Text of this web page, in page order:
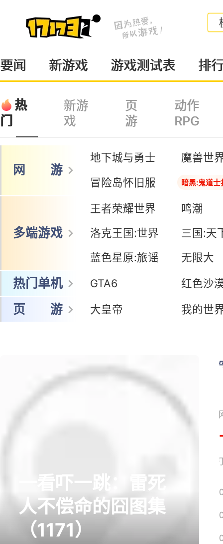
要闻 新游戏 游戏测试表 排
热
门
新游
戏
页
游
动作
RPG
网 游
地下城与勇士
魔兽世
冒险岛怀旧服
暗黑:鬼道士
多端游戏
王者荣耀世界
鸣潮
洛克王国:世界
三国:天
蓝色星原:旅谣
无限大
热门单机 GTA6 红色沙
页 游 大皇帝 我的世
一看吓一跳：雷死
人不偿命的囧图集
（1171）
网易搜